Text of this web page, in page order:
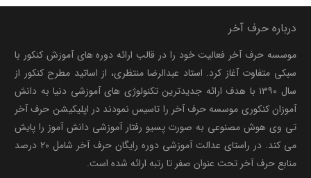
درباره حرف آخر
موسسه حرف آخر فعالیت خود را در قالب ارائه دوره های آموزش کنکور با
سبکی متفاوت آغاز کرد. استاد عبدالرضا منتظری، از اساتید مطرح کنکور از
سال ۱۳۹۰ با هدف ارائه جدیدترین تکنولوژی های آموزشی دنیا به دانش
آموزان کنکوری موسسه حرف آخر را تاسیس نمودند در اپلیکیشن حرف آخر
تی وی هوش مصنوعی به صورت پسیو رفتار آموزشی دانش آموز را پایش
می کند. در راستای عدالت آموزشی دوره رایگان حرف آخر شامل ۲۰ درصد
منابع حرف آخر تحت عنوان صفر تا رتبه ارائه شده است.